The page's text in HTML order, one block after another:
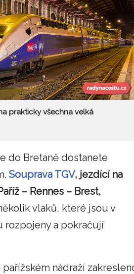
prakticky všechna velká
do Bretaně dostanete
Souprava TGV, jezdící na
– Rennes – Brest,
vlaků, které jsou v
rozpojeny a pokračují
pařížském nádraží